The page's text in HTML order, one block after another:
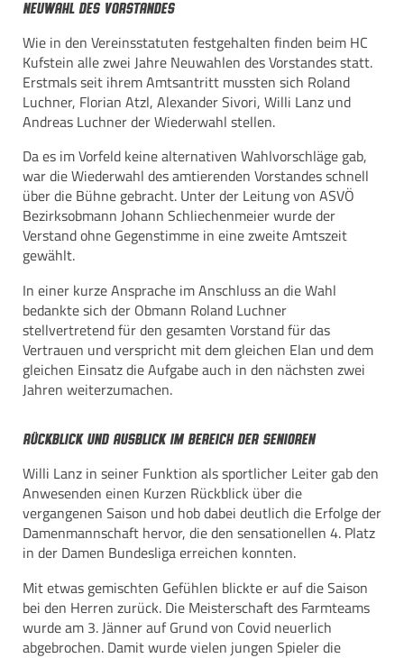
Neuwahl des Vorstandes
Wie in den Vereinsstatuten festgehalten finden beim HC
Kufstein alle zwei Jahre Neuwahlen des Vorstandes statt.
Erstmals seit ihrem Amtsantritt mussten sich Roland
Luchner, Florian Atzl, Alexander Sivori, Willi Lanz und
Andreas Luchner der Wiederwahl stellen.
Da es im Vorfeld keine alternativen Wahlvorschläge gab,
war die Wiederwahl des amtierenden Vorstandes schnell
über die Bühne gebracht. Unter der Leitung von ASVÖ
Bezirksobmann Johann Schliechenmeier wurde der
Verstand ohne Gegenstimme in eine zweite Amtszeit
gewählt.
In einer kurze Ansprache im Anschluss an die Wahl
bedankte sich der Obmann Roland Luchner
stellvertretend für den gesamten Vorstand für das
Vertrauen und verspricht mit dem gleichen Elan und dem
gleichen Einsatz die Aufgabe auch in den nächsten zwei
Jahren weiterzumachen.
Rückblick und Ausblick im Bereich der Senioren
Willi Lanz in seiner Funktion als sportlicher Leiter gab den
Anwesenden einen Kurzen Rückblick über die
vergangenen Saison und hob dabei deutlich die Erfolge der
Damenmannschaft hervor, die den sensationellen 4. Platz
in der Damen Bundesliga erreichen konnten.
Mit etwas gemischten Gefühlen blickte er auf die Saison
bei den Herren zurück. Die Meisterschaft des Farmteams
wurde am 3. Jänner auf Grund von Covid neuerlich
abgebrochen. Damit wurde vielen jungen Spieler die